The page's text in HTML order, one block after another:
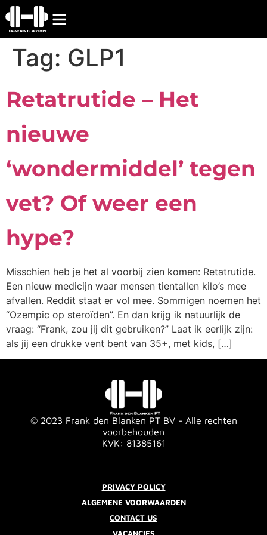
Tag: GLP1
Retatrutide – Het
nieuwe
‘wondermiddel’ tegen
vet? Of weer een
hype?
Misschien heb je het al voorbij zien komen: Retatrutide.
Een nieuw medicijn waar mensen tientallen kilo’s mee
afvallen. Reddit staat er vol mee. Sommigen noemen het
“Ozempic op steroïden”. En dan krijg ik natuurlijk de
vraag: “Frank, zou jij dit gebruiken?” Laat ik eerlijk zijn:
als jij een drukke vent bent van 35+, met kids, […]
PRIVACY POLICY
ALGEMENE VOORWAARDEN
CONTACT US
VACANCIES
© 2023 Frank den Blanken PT BV - Alle rechten
voorbehouden
KVK: 81385161